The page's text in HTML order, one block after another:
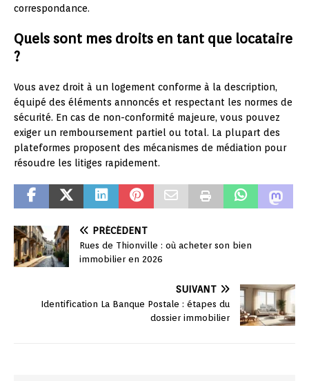
correspondance.
Quels sont mes droits en tant que locataire
?
Vous avez droit à un logement conforme à la description,
équipé des éléments annoncés et respectant les normes de
sécurité. En cas de non-conformité majeure, vous pouvez
exiger un remboursement partiel ou total. La plupart des
plateformes proposent des mécanismes de médiation pour
résoudre les litiges rapidement.
PRÉCÉDENT
Rues de Thionville : où acheter son bien
immobilier en 2026
SUIVANT
Identification La Banque Postale : étapes du
dossier immobilier